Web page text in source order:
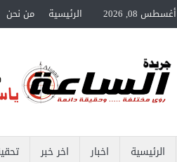
أغسطس 08, 2026 الرئيسية من نحن
الرئيسية اخبار اخر خبر